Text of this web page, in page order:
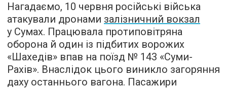
Нагадаємо, 10 червня російські війська
атакували дронами залізничний вокзал
у Сумах. Працювала протиповітряна
оборона й один із підбитих ворожих
«Шахедів» впав на поїзд № 143 «Суми-
Рахів». Внаслідок цього виникло загоряння
даху останнього вагона. Пасажири